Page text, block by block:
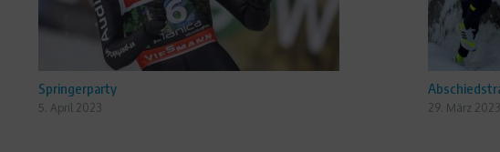
Springerparty
5. April 2023 29. März 2023